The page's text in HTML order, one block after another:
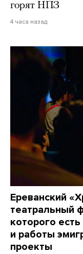
горят НПЗ
4 часа назад
Ереванский
театральный
которого
и работы
проекты